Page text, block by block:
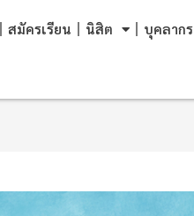
สมัครเรียน นิสิต บุคลากร